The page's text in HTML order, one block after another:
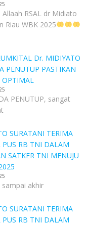
RSAL dr Midiato
Riau WBK 2025
Dr. MIDIYATO
PENUTUP PASTIKAN
OPTIMAL
PENUTUP, sangat
SURATANI TERIMA
PUS RB TNI DALAM
SATKER TNI MENUJU
akhir
SURATANI TERIMA
PUS RB TNI DALAM